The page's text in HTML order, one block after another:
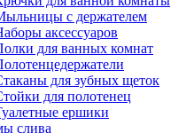
с держателем
аксессуаров
для ванных комнат
для зубных щеток
для полотенец
ершики
слива